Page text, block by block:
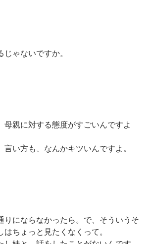
ゃないですか。
母親に対する態度がすごいんですよ
言い方も、なんかキツいんですよ。
りにならなかったら。で、そういうそ
はちょっと見たくなくって。